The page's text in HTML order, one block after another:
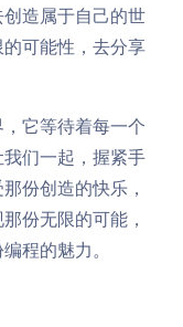
造属于自己的世
可能性，去分享
它等待着每一个
们一起，握紧手
份创造的快乐，
份无限的可能，
程的魅力。